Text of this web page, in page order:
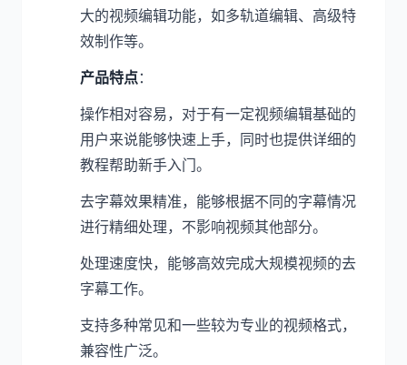
大的视频编辑功能，如多轨道编辑、高级特
效制作等。
产品特点：
操作相对容易，对于有一定视频编辑基础的
用户来说能够快速上手，同时也提供详细的
教程帮助新手入门。
去字幕效果精准，能够根据不同的字幕情况
进行精细处理，不影响视频其他部分。
处理速度快，能够高效完成大规模视频的去
字幕工作。
支持多种常见和一些较为专业的视频格式，
兼容性广泛。